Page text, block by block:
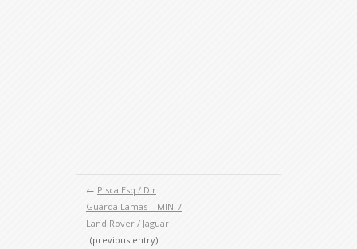
← Pisca Esq / Dir
Guarda Lamas – MINI /
Land Rover / Jaguar
(previous entry)